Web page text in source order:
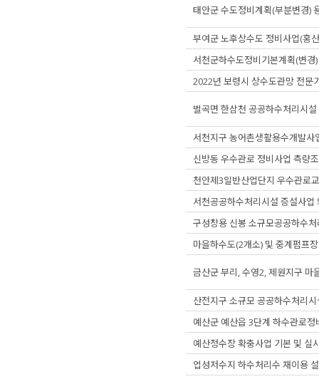
태안군 수도정비계획(부분변경)
부여군 노후상수도 정비사업(홍
서천군하수도정비기본계획(변
2022년 보령시 상수도관망 전문
벌곡면 한삼천 공공하수처리시
서천지구 농어촌생활용수개발사
신방동 우수관로 정비사업 측량
천안제3일반산업단지 우수관로
서천공공하수처리시설 증설사
구성창용 신봉 소규모공공하수
마을하수도(2개소) 및 중계펌프
금산군 부리, 수영2, 제원지구 마
산전지구 소규모 공공하수처리
예산군 예산읍 3단계 하수관로
예산정수장 확충사업 기본 및 실
업성저수지 하수처리수 재이용